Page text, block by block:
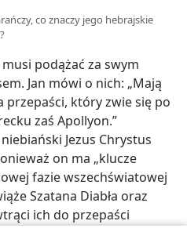
co znaczy jego hebrajskie
podążać za swym
Jan mówi o nich: „Mają
przepaści, który zwie się po
zaś Apollyon.”
Jezus Chrystus
on ma „klucze
fazie wszechświatowej
Szatana Diabła oraz
ich do przepaści